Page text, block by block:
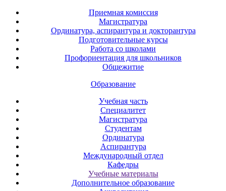
Приемная комиссия
Магистратура
Ординатура, аспирантура и докторантура
Подготовительные курсы
Работа со школами
Профориентация для школьников
Общежитие
Образование
Учебная часть
Специалитет
Магистратура
Студентам
Ординатура
Аспирантура
Международный отдел
Кафедры
Учебные материалы
Дополнительное образование